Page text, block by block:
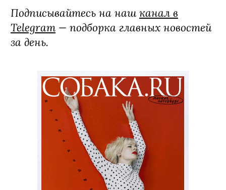
Подписывайтесь на нашканал в
Telegram — подборка главных новостей
за день.